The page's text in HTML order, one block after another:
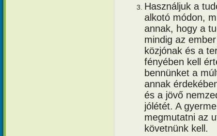
Használjuk a
alkotó módon,
annak, hogy a
mindig az
közjónak és a
fényében kell
bennünket a
annak
és a jövő
jólétét. A
megmutatni az
követnünk kell.